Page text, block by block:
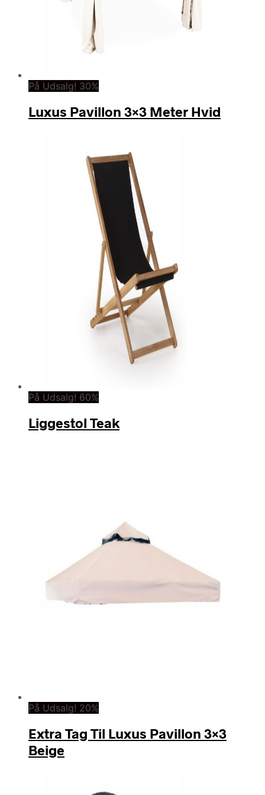
På Udsalg! 30%
Luxus Pavillon 3×3 Meter Hvid
På Udsalg! 60%
Liggestol Teak
På Udsalg! 20%
Extra Tag Til Luxus Pavillon 3×3
Beige